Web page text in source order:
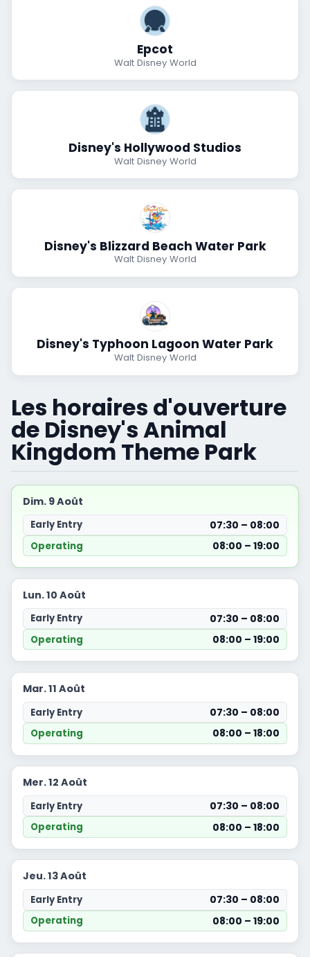
Epcot
Walt Disney World
Disney's Hollywood Studios
Walt Disney World
Disney's Blizzard Beach Water Park
Walt Disney World
Disney's Typhoon Lagoon Water Park
Walt Disney World
Les horaires d'ouverture
de Disney's Animal
Kingdom Theme Park
Dim. 9 Août
Early Entry 07:30 – 08:00
Operating 08:00 – 19:00
Lun. 10 Août
Early Entry 07:30 – 08:00
Operating 08:00 – 19:00
Mar. 11 Août
Early Entry 07:30 – 08:00
Operating 08:00 – 18:00
Mer. 12 Août
Early Entry 07:30 – 08:00
Operating 08:00 – 18:00
Jeu. 13 Août
Early Entry 07:30 – 08:00
Operating 08:00 – 19:00